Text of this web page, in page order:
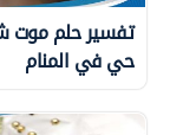
تفسير حلم
حي في المنام